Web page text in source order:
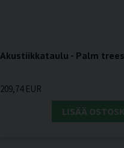
Akustiikkataulu - Palm
209,74 EUR
LISÄÄ